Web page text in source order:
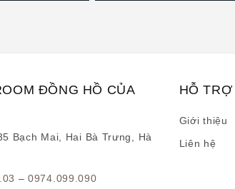
ĐỒNG HỒ CỦA
Bạch Mai, Hai Bà Trưng, Hà
–0974.099.090
HỖ
Giới thiệu
Liên hệ